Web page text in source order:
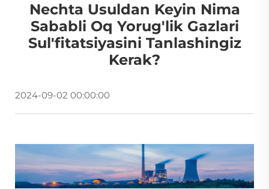
Nechta Usuldan Keyin Nima
Sababli Oq Yorug'lik Gazlari
Sul'fitatsiyasini Tanlashingiz
Kerak?
2024-09-02 00:00:00